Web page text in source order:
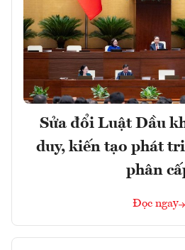
Sửa đổi Luật Dầu
duy, kiến tạo phát
phân
Đọc ngay